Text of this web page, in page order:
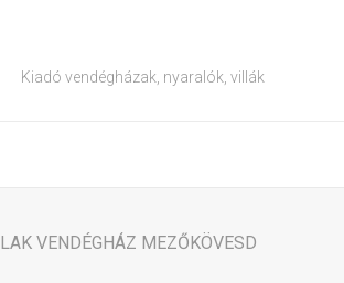
Kiadó vendégházak, nyaralók, villák
VENDÉGHÁZ MEZŐKÖVESD